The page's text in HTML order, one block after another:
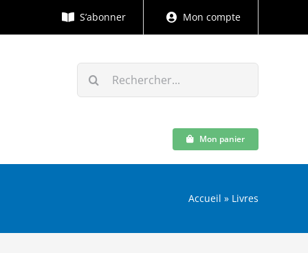
S’abonner Mon compte
Rechercher:
Mon panier
Accueil » Livres